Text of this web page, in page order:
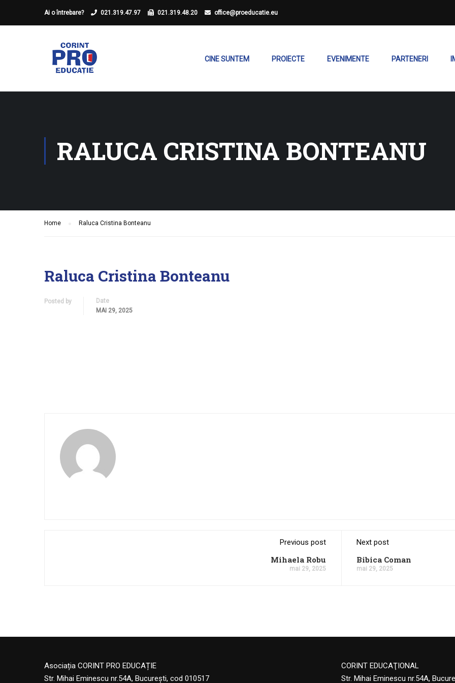
Ai o întrebare? 021.319.47.97 021.319.48.20 office@proeducatie.eu
CINE SUNTEM PROIECTE EVENIMENTE PARTENERI
RALUCA CRISTINA BONTEANU
Home Raluca Cristina Bonteanu
Raluca Cristina Bonteanu
Posted by
Date
MAI 29, 2025
Previous post
Mihaela Robu
mai 29, 2025
Next post
Bibica Coman
mai 29, 2025
Asociația CORINT PRO EDUCAȚIE
Str. Mihai Eminescu nr.54A, București, cod 010517
CORINT EDUCAŢIONAL
Str. Mihai Eminescu nr.54A,